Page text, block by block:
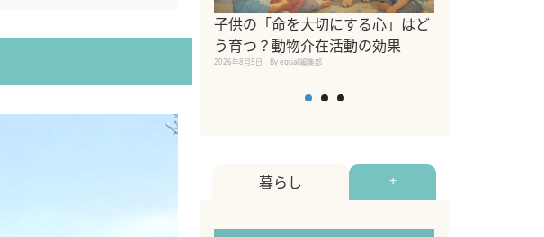
子供の「命を大切にする心」はど
う育つ？動物介在活動の効果
2026年8月5日 By equall編集部
暮らし +